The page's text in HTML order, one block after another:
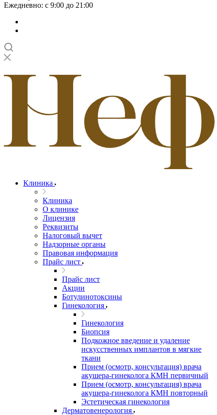
Ежедневно: с 9:00 до 21:00
Клиника
Клиника
О клинике
Лицензия
Реквизиты
Налоговый вычет
Надзорные органы
Правовая информация
Прайс лист
Прайс лист
Акции
Ботулинотоксины
Гинекология
Гинекология
Биопсия
Подкожное введение и удаление
искусственных имплантов в мягкие
ткани
Прием (осмотр, консультация) врача
акушера-гинеколога КМН первичный
Прием (осмотр, консультация) врача
акушера-гинеколога КМН повторный
Эстетическая гинекология
Дерматовенерология